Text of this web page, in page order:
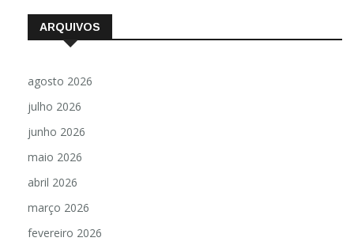
ARQUIVOS
agosto 2026
julho 2026
junho 2026
maio 2026
abril 2026
março 2026
fevereiro 2026